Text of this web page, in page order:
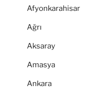
Afyonkarahisar
Ağrı
Aksaray
Amasya
Ankara